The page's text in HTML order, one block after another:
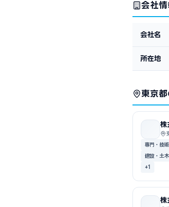
会社情
会社名
所在地
東京
株
専門・技
建設・土
+1
株